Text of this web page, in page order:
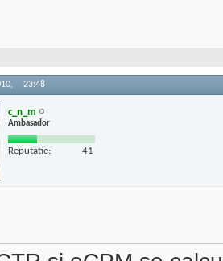
23:48
c_n_m
Ambasador
Reputatie: 41